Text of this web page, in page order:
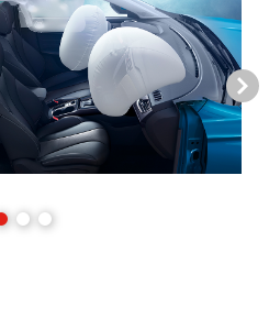
Next